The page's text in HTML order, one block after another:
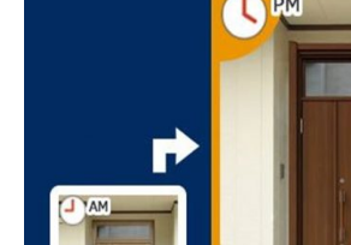
建築資材
建築サポート
大型パネル事業
ソーラー